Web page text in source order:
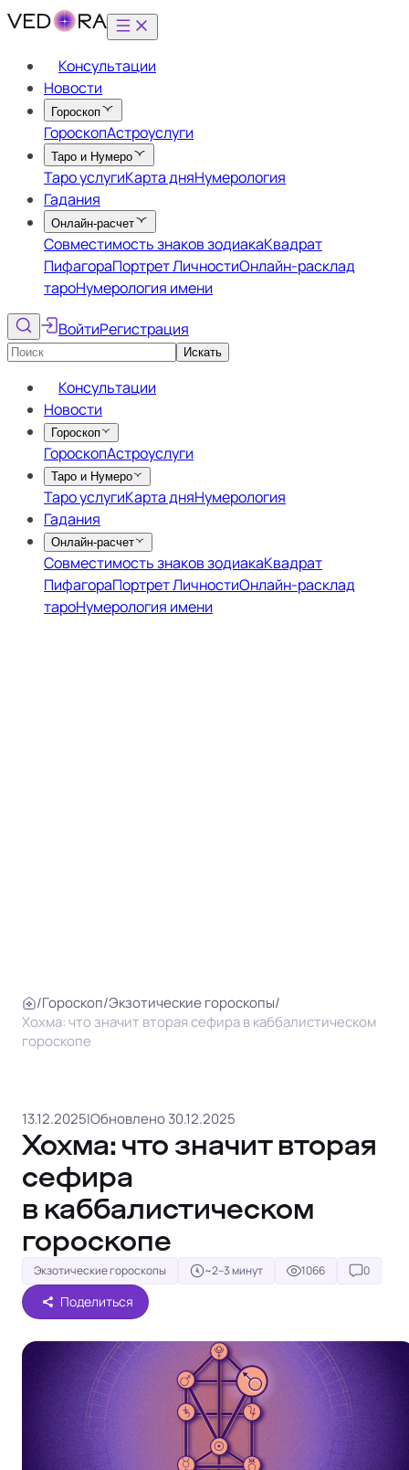
/Гороскоп/Экзотические гороскопы/
Хохма: что значит вторая сефира в каббалистическом
гороскопе
13.12.2025|Обновлено 30.12.2025
Хохма: что значит вторая
сефира
в каббалистическом
гороскопе
Экзотические гороскопы ~2–3 минут 1066 0
Поделиться